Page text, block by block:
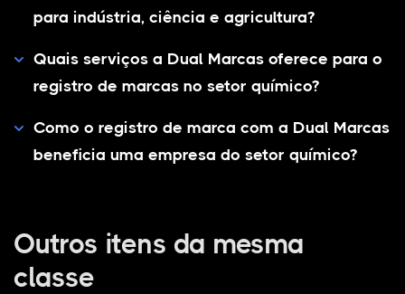
para indústria, ciência e agricultura?
Quais serviços a Dual Marcas oferece para o
registro de marcas no setor químico?
Como o registro de marca com a Dual Marcas
beneficia uma empresa do setor químico?
Outros itens da mesma
classe